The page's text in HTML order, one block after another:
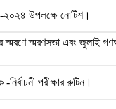
-২০২৪ উপলক্ষে নোটিশ।
স্মরণসভা এবং জুলাই
পরীক্ষার রুটিন।